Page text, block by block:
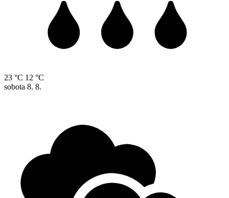
23 °C 12 °C
sobota 8. 8.